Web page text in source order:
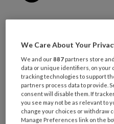
voetzorg in Kenia,
diabetespatiënten
infecties of
Daarom gingen
der Loos, Lizette
Berkvens er als
We Care About Your
We and our887 partners store
data or unique identifiers, on your
tracking technologies to support
partners process data to provide.
consent will disable them. If
you see may not be as relevant to
change your choices or withdraw
Manage Preferences link on the